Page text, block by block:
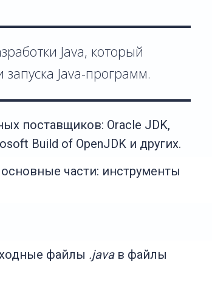
Java, который
Java-программ.
поставщиков: Oracle JDK,
Build of OpenJDK и других.
части: инструменты
файлы .javaв файлы